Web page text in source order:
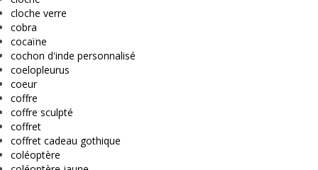
cloche verre
cobra
cocaïne
cochon d'inde personnalisé
coelopleurus
coeur
coffre
coffre sculpté
coffret
coffret cadeau gothique
coléoptère